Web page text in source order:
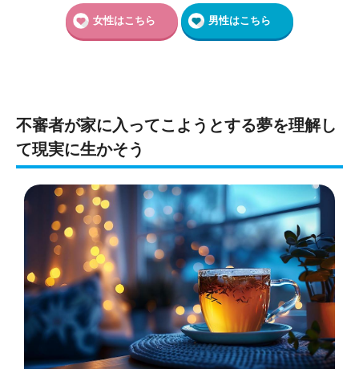
女性はこちら 男性はこちら
不審者が家に入ってこようとする夢を理解し
て現実に生かそう